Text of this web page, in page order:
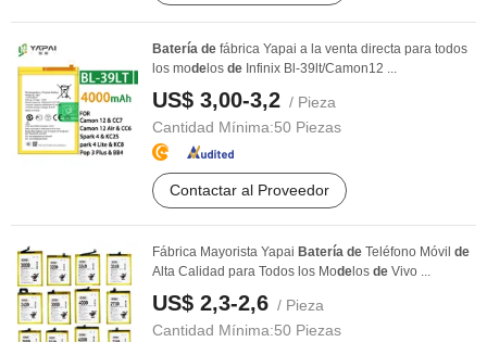
Batería de fábrica Yapai a la venta directa para todos
los mode los de Infinix Bl-39lt/Camon12 ...
US$ 3,00-3,2 / Pieza
Cantidad Mínima:50 Piezas
Contactar al Proveedor
Fábrica Mayorista Yapai Batería de Teléfono Móvil de
Alta Calidad para Todos los Mode los de Vivo ...
US$ 2,3-2,6 / Pieza
Cantidad Mínima:50 Piezas